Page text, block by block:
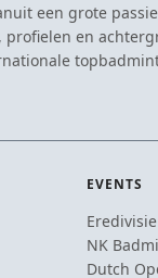
een grote
en
EVENTS
Eredivisie
NK
Dutch